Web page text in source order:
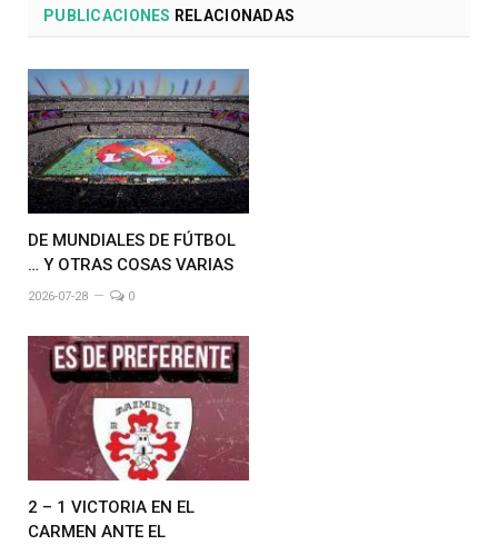
PUBLICACIONES RELACIONADAS
DE MUNDIALES DE FÚTBOL
… Y OTRAS COSAS VARIAS
2026-07-28 0
2 – 1 VICTORIA EN EL
CARMEN ANTE EL